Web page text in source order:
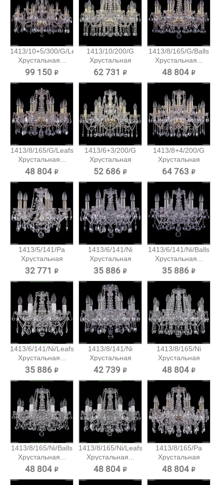
1413/10+5/300/G/Leafs
Хрустальная...
99 150 ₽
1413/10/200/G
Хрустальная
подвесная...
62 731 ₽
1413/8/165/G/Balls
Хрустальная...
48 804 ₽
1413/8/165/G/Leafs
Хрустальная...
48 804 ₽
1413/6+3/200/G
Хрустальная
подвесная...
52 686 ₽
1413/8+4/200/G
Хрустальная
подвесная...
64 763 ₽
1413/5/141/Pa
Хрустальная
подвесная...
32 771 ₽
1413/6/141/Ni
Хрустальная
подвесная...
35 886 ₽
1413/6/141/Ni/Balls
Хрустальная...
35 886 ₽
1413/6/141/Ni/Leafs
Хрустальная...
35 886 ₽
1413/8/141/Ni
Хрустальная
подвесная...
42 739 ₽
1413/8/165/Ni
Хрустальная
подвесная...
48 804 ₽
1413/8/165/Ni/Balls
Хрустальная...
48 804 ₽
1413/8/165/Ni/Leafs
Хрустальная...
48 804 ₽
1413/8/165/Pa
Хрустальная
подвесная...
48 804 ₽